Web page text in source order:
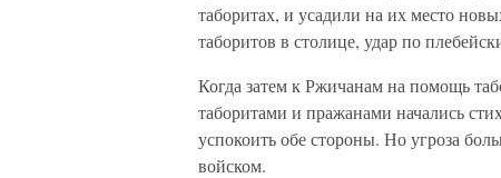
таборитах, и усадили на их место
таборитов в столице, удар по
Когда затем к Ржичанам на помощь
таборитами и пражанами начались
успокоить обе стороны. Но угроза
войском.